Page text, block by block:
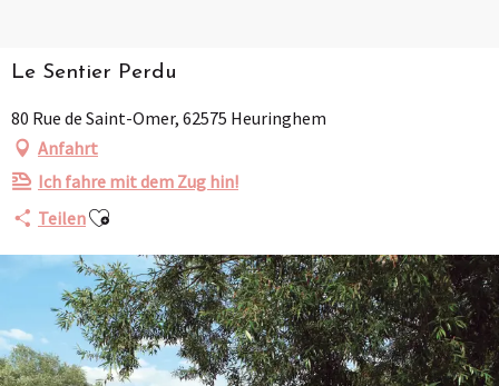
Le Sentier Perdu
80 Rue de Saint-Omer, 62575 Heuringhem
Anfahrt
Ich fahre mit dem Zug hin!
TeilenAjouter aux favoris